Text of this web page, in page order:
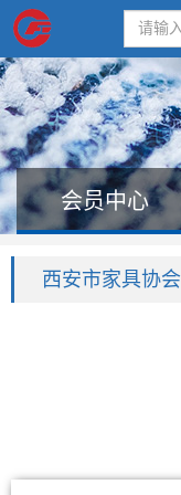
会员中心
西安市家具协会